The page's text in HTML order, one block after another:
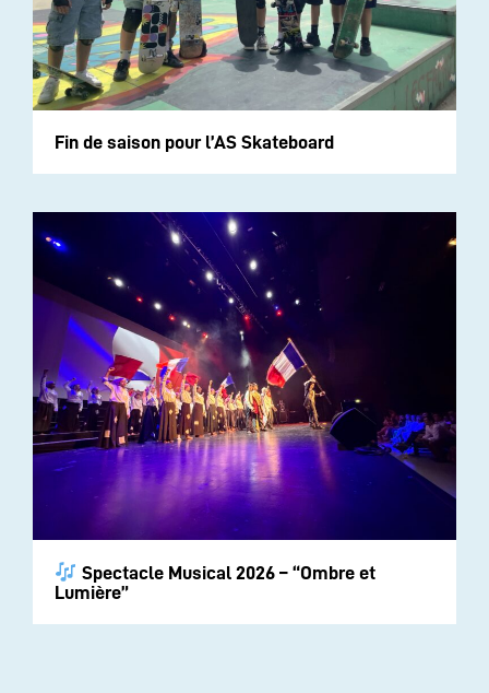
Fin de saison pour l’AS Skateboard
Spectacle Musical 2026 – “Ombre et
Lumière”